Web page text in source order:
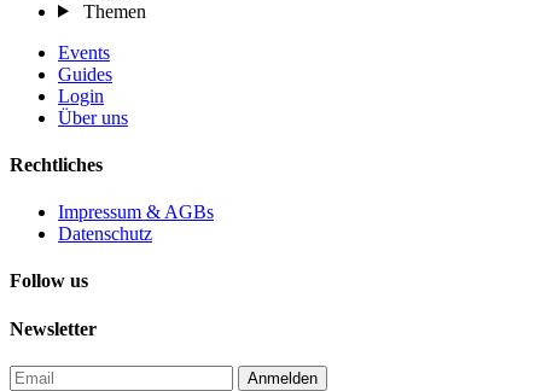
Themen
Events
Guides
Login
Über uns
Rechtliches
Impressum & AGBs
Datenschutz
Follow us
Newsletter
Anmelden